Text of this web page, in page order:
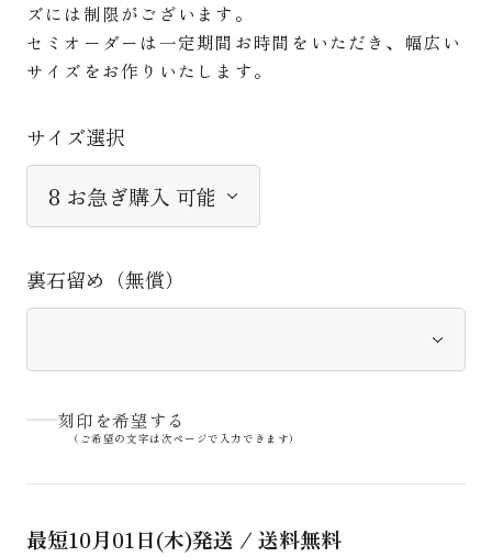
ズには制限がございます。
セミオーダーは一定期間お時間をいただき、幅広い
サイズをお作りいたします。
サイズ選択
裏石留め（無償）
刻印を希望する
（ご希望の文字は次ページで入力できます）
最短10月01日(木)発送 / 送料無料